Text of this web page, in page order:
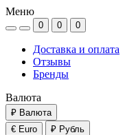
Меню
0 0 0
Доставка и оплата
Отзывы
Бренды
Валюта
₽ Валюта
€ Euro
₽ Рубль